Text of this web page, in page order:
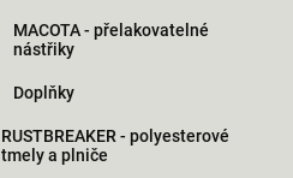
MACOTA - přelakovatelné
nástřiky
Doplňky
RUSTBREAKER - polyesterové
tmely a plniče